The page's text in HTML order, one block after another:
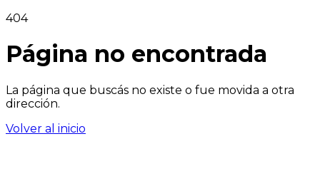
404
Página no encontrada
La página que buscás no existe o fue movida a otra
dirección.
Volver al inicio